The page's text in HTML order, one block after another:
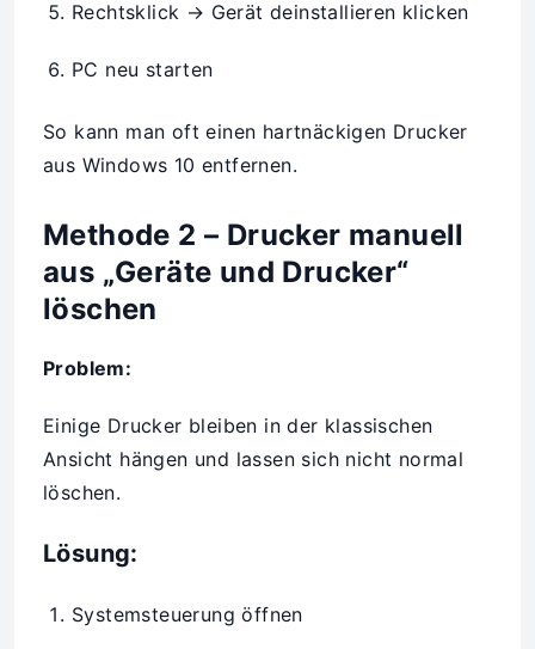
Rechtsklick → Gerät deinstallieren klicken
PC neu starten
So kann man oft einen hartnäckigen Drucker
aus Windows 10 entfernen.
Methode 2 – Drucker manuell
aus „Geräte und Drucker“
löschen
Problem:
Einige Drucker bleiben in der klassischen
Ansicht hängen und lassen sich nicht normal
löschen.
Lösung:
Systemsteuerung öffnen